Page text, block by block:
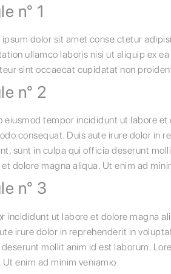
n° 1
ipsum dolor sit amet conse ctetur
ullamco laboris nisi ut aliquip ex
sint occaecat cupidatat non
n° 2
eiusmod tempor incididunt ut labore
consequat. Duis aute irure dolor in
sunt in culpa qui officia deserunt
et dolore magna aliqua. Ut enim ad
n° 3
incididunt ut labore et dolore magna
irure dolor in reprehenderit in
mollit anim id est laborum.
Ut enim ad minim veniamю